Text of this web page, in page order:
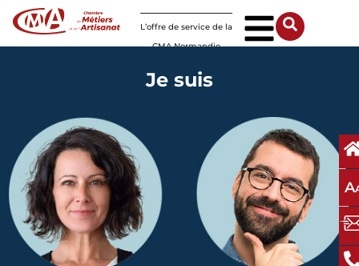
L’offre de service de la
CMA Normandie
A
Je suis
Panneau de gestion des cookies